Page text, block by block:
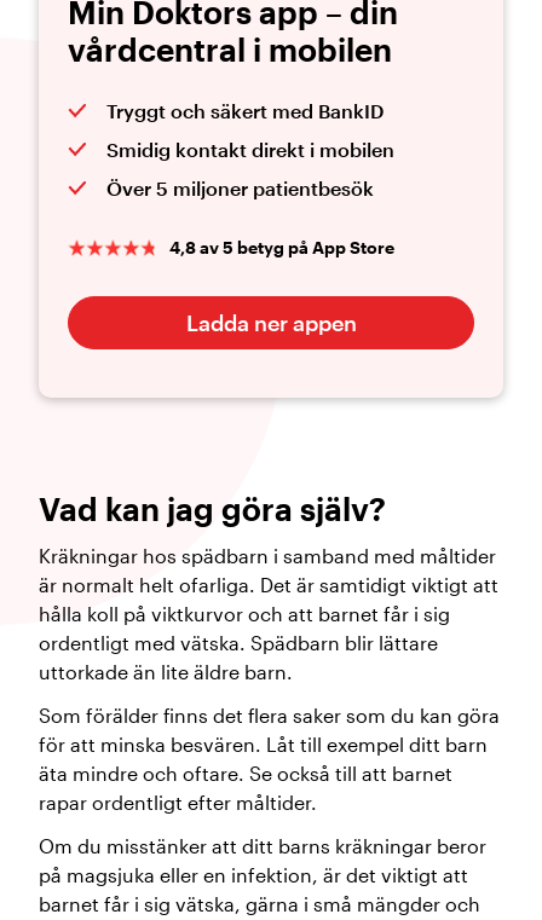
Min Doktors app – din
vårdcentral i mobilen
Tryggt och säkert med BankID
Smidig kontakt direkt i mobilen
Över 5 miljoner patientbesök
4,8 av 5 betyg på App Store
Ladda ner appen
Vad kan jag göra själv?
Kräkningar hos spädbarn i samband med måltider
är normalt helt ofarliga. Det är samtidigt viktigt att
hålla koll på viktkurvor och att barnet får i sig
ordentligt med vätska. Spädbarn blir lättare
uttorkade än lite äldre barn.
Som förälder finns det flera saker som du kan göra
för att minska besvären. Låt till exempel ditt barn
äta mindre och oftare. Se också till att barnet
rapar ordentligt efter måltider.
Om du misstänker att ditt barns kräkningar beror
på magsjuka eller en infektion, är det viktigt att
barnet får i sig vätska, gärna i små mängder och